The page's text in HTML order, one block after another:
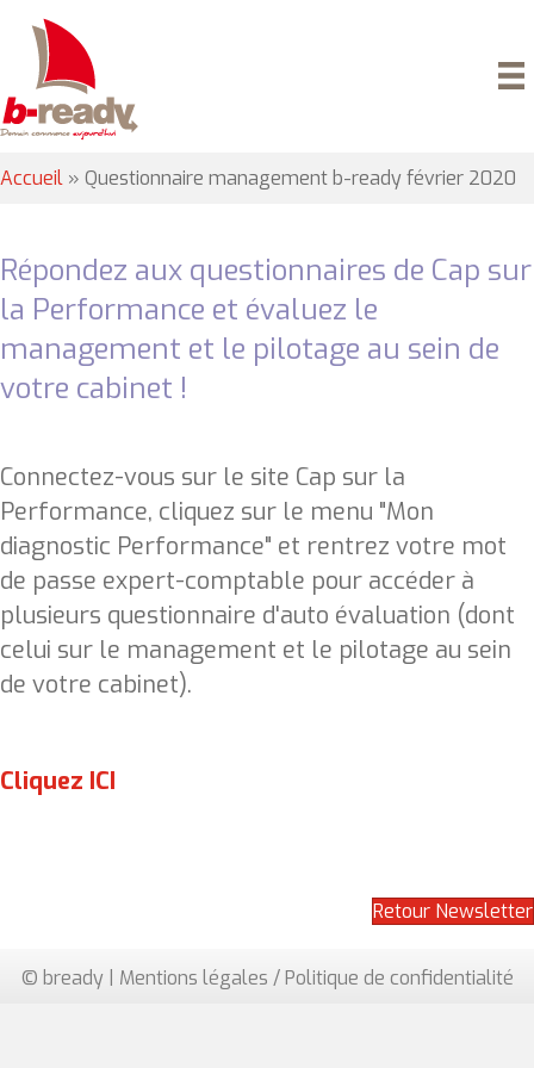
Accueil » Questionnaire management b-ready février 2020
Répondez aux questionnaires de Cap sur
la Performance et évaluez le
management et le pilotage au sein de
votre cabinet !
Connectez-vous sur le site Cap sur la
Performance, cliquez sur le menu "Mon
diagnostic Performance" et rentrez votre mot
de passe expert-comptable pour accéder à
plusieurs questionnaire d'auto évaluation (dont
celui sur le management et le pilotage au sein
de votre cabinet).
Cliquez ICI
Retour Newsletter
© bready | Mentions légales / Politique de confidentialité